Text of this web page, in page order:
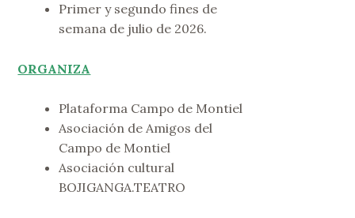
Primer y segundo fines de
semana de julio de 2026.
ORGANIZA
Plataforma Campo de Montiel
Asociación de Amigos del
Campo de Montiel
Asociación cultural
BOJIGANGA.TEATRO